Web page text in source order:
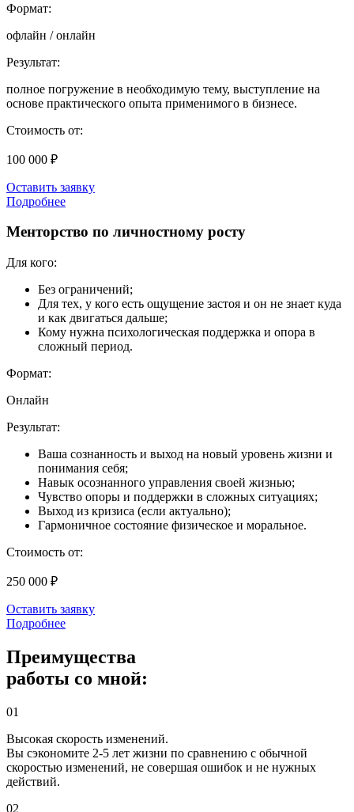
Формат:
офлайн / онлайн
Результат:
полное погружение в необходимую тему, выступление на
основе практического опыта применимого в бизнесе.
Стоимость от:
100 000 ₽
Оставить заявку
Подробнее
Менторство по личностному росту
Для кого:
Без ограничений;
Для тех, у кого есть ощущение застоя и он не знает куда
и как двигаться дальше;
Кому нужна психологическая поддержка и опора в
сложный период.
Формат:
Онлайн
Результат:
Ваша сознанность и выход на новый уровень жизни и
понимания себя;
⁠Навык осознанного управления своей жизнью;
Чувство опоры и поддержки в сложных ситуациях;
Выход из кризиса (если актуально);
⁠Гармоничное состояние физическое и моральное.
Стоимость от:
250 000 ₽
Оставить заявку
Подробнее
Преимущества
работы со мной:
01
Высокая скорость изменений.
Вы сэкономите 2-5 лет жизни по сравнению с обычной
скоростью изменений, не совершая ошибок и не нужных
действий.
02